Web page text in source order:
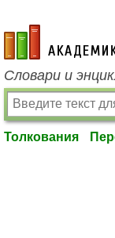
academic.ru
Словари и
Толкования